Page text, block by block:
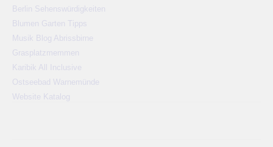
Berlin Sehenswürdigkeiten
Blumen Garten Tipps
Musik Blog Abrissbirne
Grasplatzmemmen
Karibik All Inclusive
Ostseebad Warnemünde
Website Katalog